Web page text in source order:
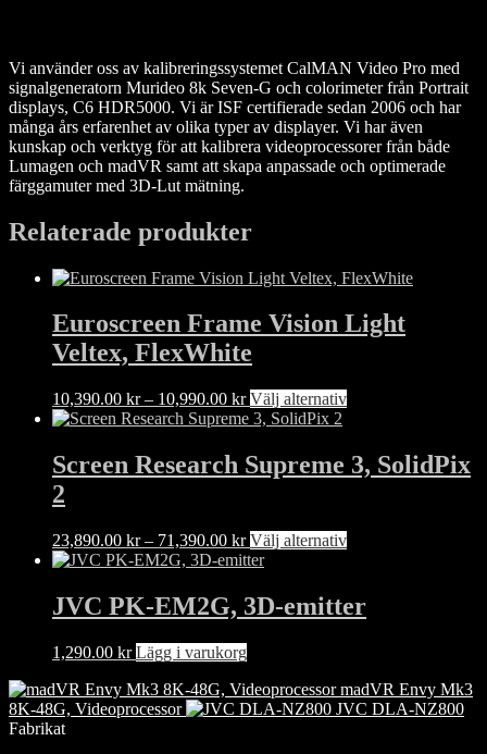
Vi använder oss av kalibreringssystemet CalMAN Video Pro med
signalgeneratorn Murideo 8k Seven-G och colorimeter från Portrait
displays, C6 HDR5000. Vi är ISF certifierade sedan 2006 och har
många års erfarenhet av olika typer av displayer. Vi har även
kunskap och verktyg för att kalibrera videoprocessorer från både
Lumagen och madVR samt att skapa anpassade och optimerade
färggamuter med 3D-Lut mätning.
Relaterade produkter
Euroscreen Frame Vision Light
Veltex, FlexWhite
10,390.00 kr – 10,990.00 krPrisintervall:
10,390.00 kr
10,990.00 kr
Välj alternativDen
har
flera
olika
alternativen
på
Screen Research Supreme 3, SolidPix
2
23,890.00 kr – 71,390.00 krPrisintervall:
23,890.00 kr
71,390.00 kr
Välj alternativDen
flera
alternativen
kan
JVC PK-EM2G, 3D-emitter
1,290.00 kr Lägg i varukorg
madVR Envy Mk3
8K-48G, Videoprocessor
JVC DLA-NZ800
Fabrikat